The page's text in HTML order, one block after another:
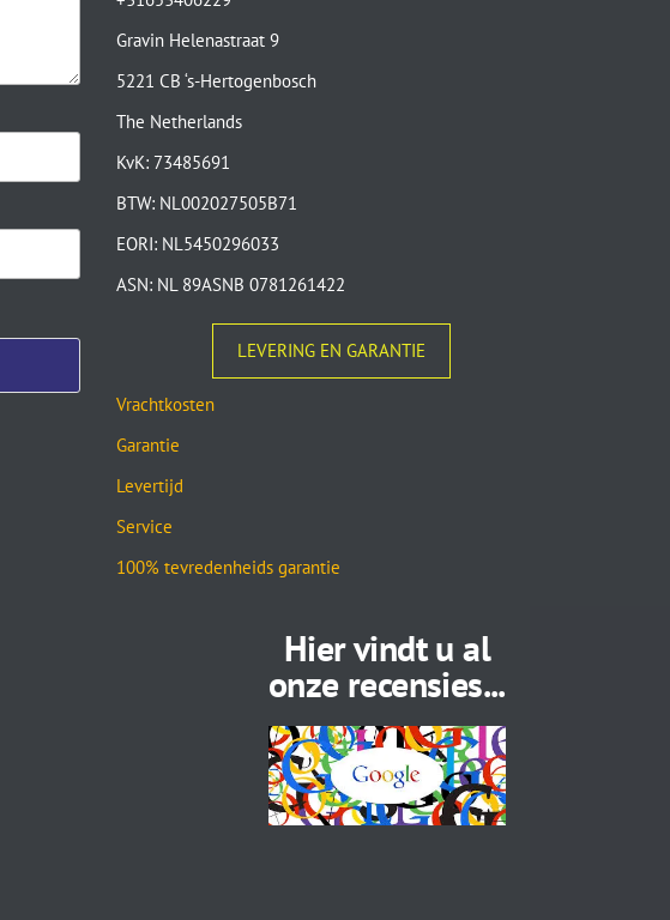
Gravin Helenastraat 9
5221 CB ‘s-Hertogenbosch
The Netherlands
KvK: 73485691
BTW: NL002027505B71
EORI: NL5450296033
ASN: NL 89ASNB 0781261422
LEVERING EN GARANTIE
Vrachtkosten
Garantie
Levertijd
Service
100% tevredenheids garantie
Hier vindt u al
onze recensies...